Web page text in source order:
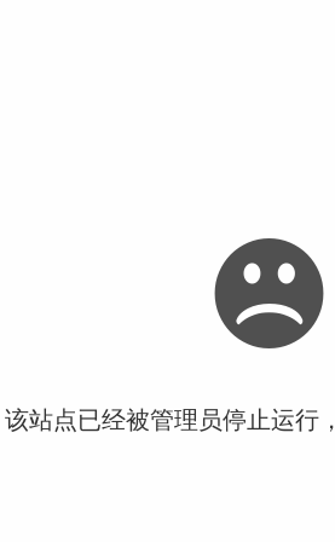
站点已经被管理员停止运行